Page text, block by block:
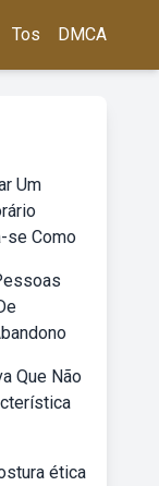
Tos DMCA
Um
se Como
Que Não
ética